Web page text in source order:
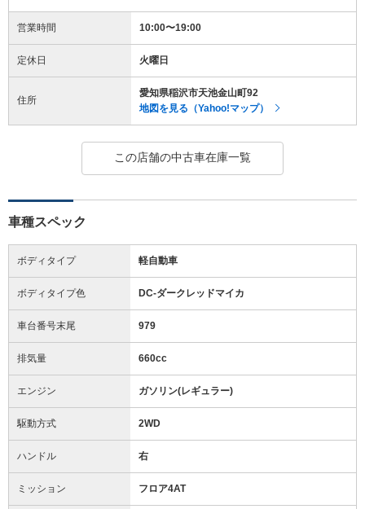
営業時間 10:00〜19:00
定休日 火曜日
住所
愛知県稲沢市天池金山町92
地図を見る（Yahoo!マップ）
この店舗の中古車在庫一覧
車種スペック
ボディタイプ 軽自動車
ボディタイプ色 DC-ダークレッドマイカ
車台番号末尾 979
排気量 660cc
エンジン ガソリン(レギュラー)
駆動方式 2WD
ハンドル 右
ミッション フロア4AT